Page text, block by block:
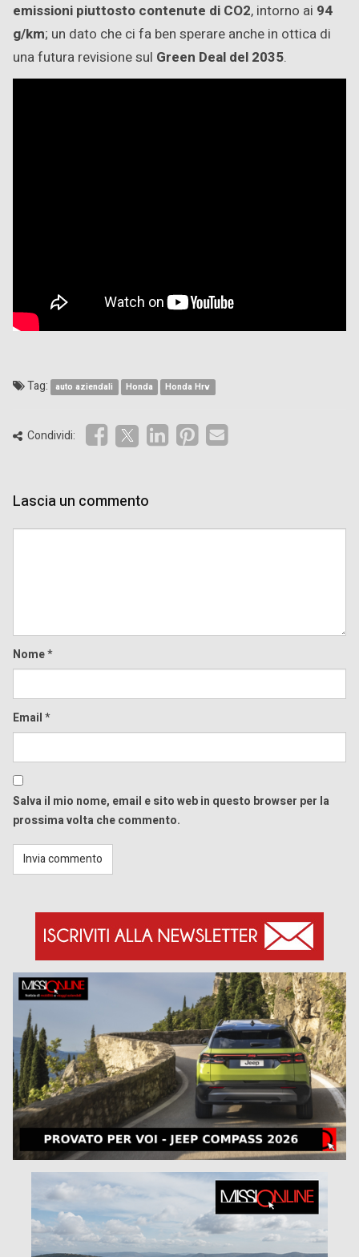
emissioni piuttosto contenute di CO2, intorno ai 94
g/km; un dato che ci fa ben sperare anche in ottica di
una futura revisione sul Green Deal del 2035.
Tag: auto aziendali Honda Honda Hrv
Condividi:
Lascia un commento
Nome*
Email*
Salva il mio nome, email e sito web in questo browser per la
prossima volta che commento.